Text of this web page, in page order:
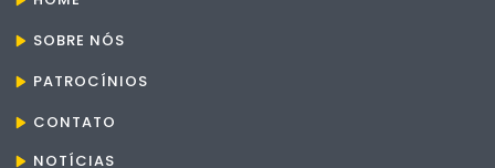
SOBRE NÓS
PATROCÍNIOS
CONTATO
NOTÍCIAS